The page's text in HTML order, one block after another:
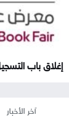
إغلاق باب
آخر الأخبار